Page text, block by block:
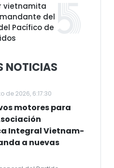
vietnamita
del
Pacífico de
NOTICIAS
de 2026, 6:17:30
motores para
Integral Vietnam-
a nuevas